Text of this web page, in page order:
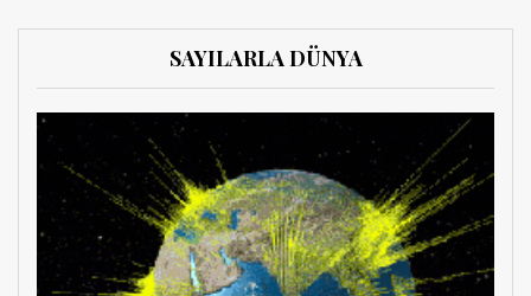
SAYILARLA DÜNYA